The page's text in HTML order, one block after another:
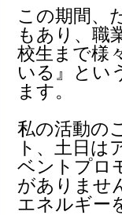
この期間、
もあり、職
校生まで様
いる』とい
ます。
私の活動の
ト、土日は
ベントプロ
がありませ
エネルギー